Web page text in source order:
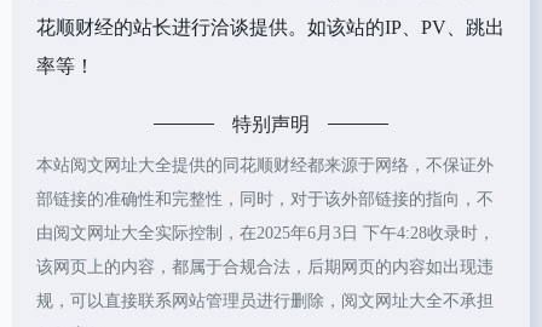
花顺财经的站长进行洽谈提供。如该站的IP、PV、跳出
率等！
特别声明
本站阅文网址大全提供的同花顺财经都来源于网络，不保证外
部链接的准确性和完整性，同时，对于该外部链接的指向，不
由阅文网址大全实际控制，在2025年6月3日 下午4:28收录时，
该网页上的内容，都属于合规合法，后期网页的内容如出现违
规，可以直接联系网站管理员进行删除，阅文网址大全不承担